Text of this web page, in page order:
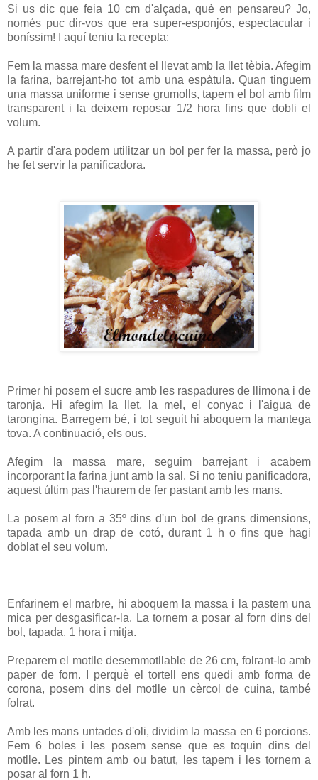
Si us dic que feia 10 cm d'alçada, què en pensareu? Jo,
només puc dir-vos que era super-esponjós, espectacular i
boníssim! I aquí teniu la recepta:
Fem la massa mare desfent el llevat amb la llet tèbia. Afegim
la farina, barrejant-ho tot amb una espàtula. Quan tinguem
una massa uniforme i sense grumolls, tapem el bol amb film
transparent i la deixem reposar 1/2 hora fins que dobli el
volum.
A partir d'ara podem utilitzar un bol per fer la massa, però jo
he fet servir la panificadora.
Primer hi posem el sucre amb les raspadures de llimona i de
taronja. Hi afegim la llet, la mel, el conyac i l'aigua de
tarongina. Barregem bé, i tot seguit hi aboquem la mantega
tova. A continuació, els ous.
Afegim la massa mare, seguim barrejant i acabem
incorporant la farina junt amb la sal. Si no teniu panificadora,
aquest últim pas l'haurem de fer pastant amb les mans.
La posem al forn a 35º dins d'un bol de grans dimensions,
tapada amb un drap de cotó, durant 1 h o fins que hagi
doblat el seu volum.
Enfarinem el marbre, hi aboquem la massa i la pastem una
mica per desgasificar-la. La tornem a posar al forn dins del
bol, tapada, 1 hora i mitja.
Preparem el motlle desemmotllable de 26 cm, folrant-lo amb
paper de forn. I perquè el tortell ens quedi amb forma de
corona, posem dins del motlle un cèrcol de cuina, també
folrat.
Amb les mans untades d'oli, dividim la massa en 6 porcions.
Fem 6 boles i les posem sense que es toquin dins del
motlle. Les pintem amb ou batut, les tapem i les tornem a
posar al forn 1 h.